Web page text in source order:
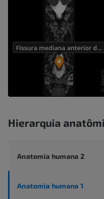
Hierarquia
Anatomia humana 2
Anatomia humana 1